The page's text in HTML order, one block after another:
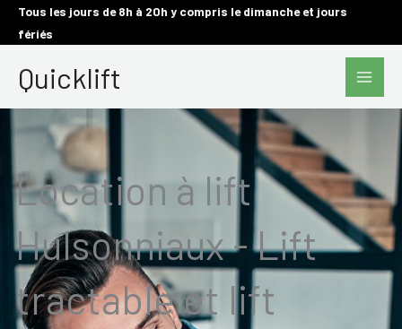
AllerTous les jours de 8h à 20h y compris le dimanche et jours
fériés
Quicklift
Main
Location à lift
Hulsonniaux - Lift
tractable et lift